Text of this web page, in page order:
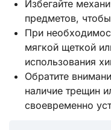
Избегайте
предметов,
При
мягкой щеткой
использования
Обратите
наличие трещин
своевременно